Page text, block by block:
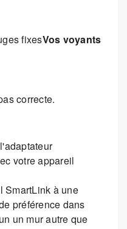
Vos voyants
correcte.
votre appareil
SmartLink à une
préférence dans
un mur autre que